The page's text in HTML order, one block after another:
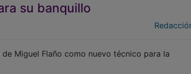
su banquillo
Miguel Flaño como nuevo técnico para la